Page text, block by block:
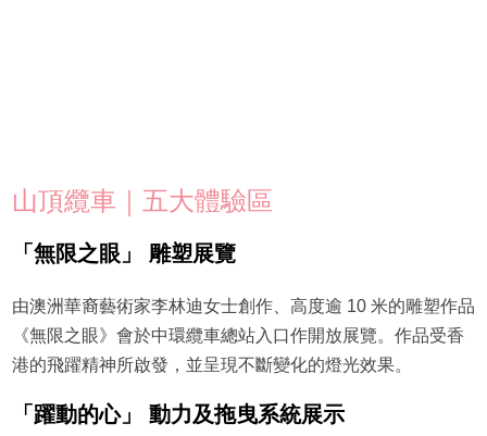
山頂纜車｜五大體驗區
「無限之眼」 雕塑展覽
由澳洲華裔藝術家李林迪女士創作、高度逾 10 米的雕塑作品
《無限之眼》會於中環纜車總站入口作開放展覽。作品受香
港的飛躍精神所啟發，並呈現不斷變化的燈光效果。
「躍動的心」 動力及拖曳系統展示